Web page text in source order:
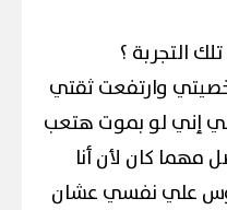
التجربة ؟
وارتفعت ثقتي
إني لو بموت هتعب
كان لأن أنا
علي نفسي عشان